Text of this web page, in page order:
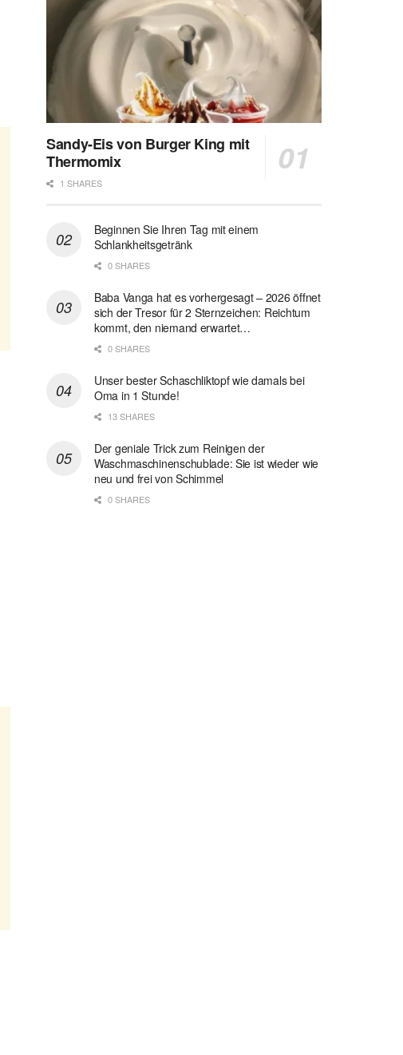
Sandy-Eis von Burger King mit
Thermomix
1 SHARES
Beginnen Sie Ihren Tag mit einem
Schlankheitsgetränk
0 SHARES
Baba Vanga hat es vorhergesagt – 2026 öffnet
sich der Tresor für 2 Sternzeichen: Reichtum
kommt, den niemand erwartet…
0 SHARES
Unser bester Schaschliktopf wie damals bei
Oma in 1 Stunde!
13 SHARES
Der geniale Trick zum Reinigen der
Waschmaschinenschublade: Sie ist wieder wie
neu und frei von Schimmel
0 SHARES